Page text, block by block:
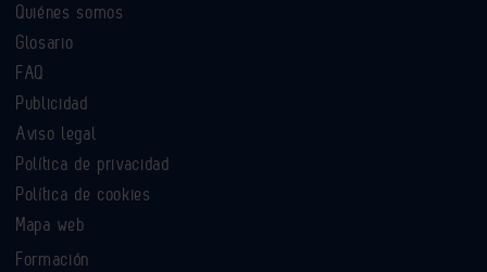
Quiénes somos
Glosario
FAQ
Publicidad
Aviso legal
Política de privacidad
Política de cookies
Mapa web
Formación